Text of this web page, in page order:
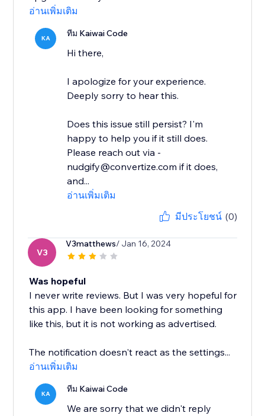
อ่านเพิ่มเติม
KA ทีม Kaiwai Code
Hi there,
I apologize for your experience.
Deeply sorry to hear this.
Does this issue still persist? I'm
happy to help you if it still does.
Please reach out via -
nudgify@convertize.com if it does,
and...
อ่านเพิ่มเติม
มีประโยชน์ (0)
V3
V3matthews/ Jan 16, 2024
Was hopeful
I never write reviews. But I was very hopeful for
this app. I have been looking for something
like this, but it is not working as advertised.
The notification doesn't react as the settings...
อ่านเพิ่มเติม
KA ทีม Kaiwai Code
We are sorry that we didn't reply